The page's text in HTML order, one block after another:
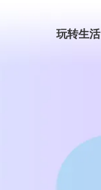
玩转生活